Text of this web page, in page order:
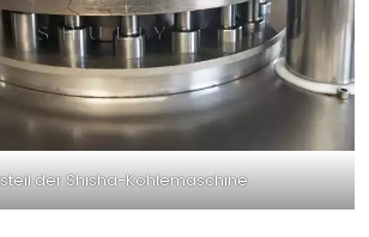
der Shisha-Kohlemaschine